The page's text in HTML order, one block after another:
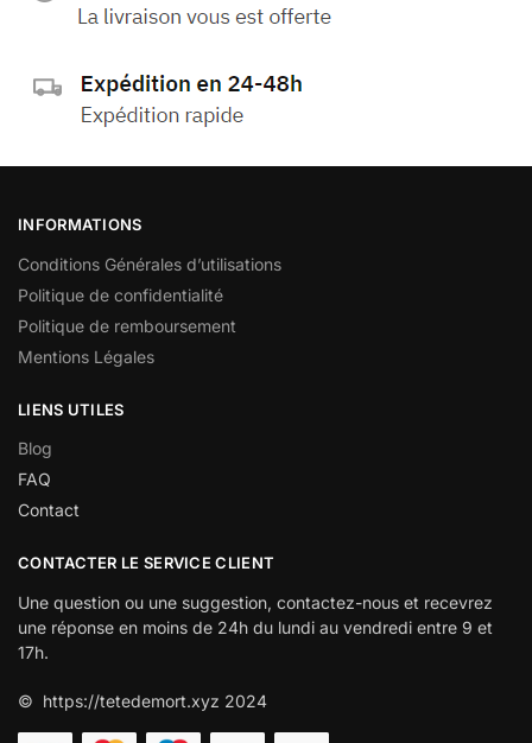
INFORMATIONS
Conditions Générales d’utilisations
Politique de confidentialité
Politique de remboursement
Mentions Légales
LIENS UTILES
Blog
FAQ
Contact
CONTACTER LE SERVICE CLIENT
Une question ou une suggestion, contactez-nous et recevrez
une réponse en moins de 24h du lundi au vendredi entre 9 et
17h.
© https://tetedemort.xyz 2024